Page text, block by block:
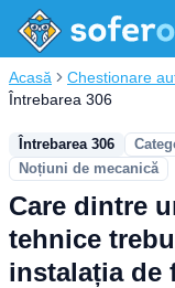
Acasă Chestionare
Întrebarea 306
Întrebarea 306
Noțiuni de mecanică
Care dintre
tehnice
instalația de